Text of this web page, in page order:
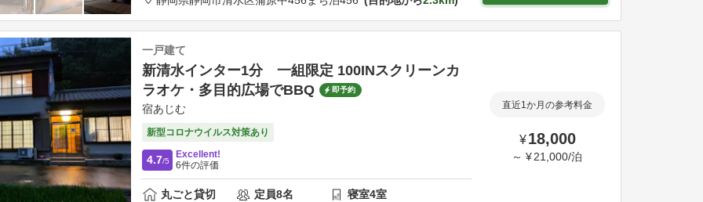
一戸建て
新清水インター1分 一組限定 100INスクリーンカ
ラオケ・多目的広場でBBQ
即予約
宿あじむ
新型コロナウイルス対策あり
4.7/5
Excellent!
6件の評価
丸ごと貸切 定員8名 寝室4室
直近1か月の参考料金
¥ 18,000
～ ¥ 21,000/泊